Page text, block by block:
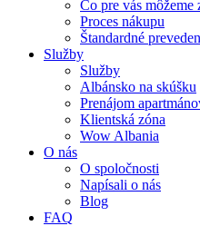
Čo pre vás môžeme
Proces nákupu
Štandardné
Služby
Služby
Albánsko na skúšku
Prenájom
Klientská zóna
Wow Albania
O nás
O spoločnosti
Napísali o nás
Blog
FAQ